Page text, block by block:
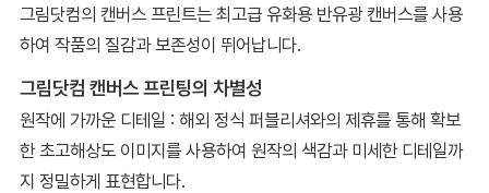
그림닷컴의 캔버스 프린트는 최고급 유화용 반유광 캔버스를 사용
하여 작품의 질감과 보존성이 뛰어납니다.
그림닷컴 캔버스 프린팅의 차별성
원작에 가까운 디테일 : 해외 정식 퍼블리셔와의 제휴를 통해 확보
한 초고해상도 이미지를 사용하여 원작의 색감과 미세한 디테일까
지 정밀하게 표현합니다.